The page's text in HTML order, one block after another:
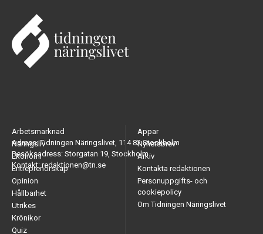
Adress: Tidningen Näringslivet, 114 82 Stockholm
Besöksadress: Storgatan 19, Stockholm
Kontakt: redaktionen@tn.se
Arbetsmarknad
Näringsliv
Ekonomi
Entreprenörskap
Opinion
Hållbarhet
Utrikes
Krönikor
Quiz
Appar
Nyhetsbrev
Arkiv
Kontakta redaktionen
Personuppgifts- och
cookiepolicy
Om Tidningen Näringslivet